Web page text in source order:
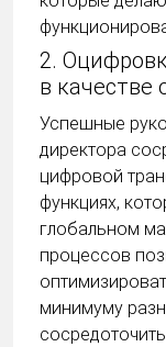
2.
в качестве
Успешные
директора
цифровой
функциях,
глобальном
процессов
минимуму